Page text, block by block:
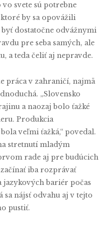
svete sú potrebne
by sa opovážili
dostatočne odvážnymi
pre seba samých, ale
a teda čeliť aj nepravde.
práca v zahraničí, najmä
„Slovensko
a naozaj bolo ťažké
Produkcia
veľmi ťažká,“ povedal.
stretnutí mladým
rade aj pre budúcich
iba rozprávať
jazykových bariér počas
sa nájsť odvahu aj v tejto
pustiť.